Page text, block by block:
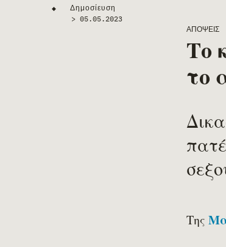
Main Page Content
◆
Δημοσίευση
> 05.05.2023
ΑΠΌΨΕΙΣ
Το
το
Της